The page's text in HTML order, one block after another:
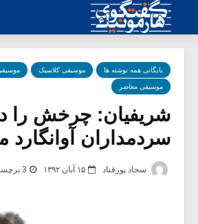
بایگانی همه نوشته ها موسیقی کلاسیک
موسیقی معاصر
شریفیان: چرخش را
سردمداران آوانگارد
سجاد پورقناد ۱۵ آبان ۱۳۹۲ 3 برچسب -